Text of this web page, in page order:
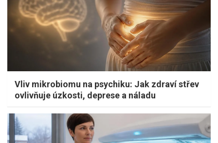
Vliv mikrobiomu na psychiku: Jak zdraví střev
ovlivňuje úzkosti, deprese a náladu